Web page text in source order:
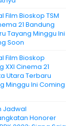
Film Bioskop TSM
21 Bandung
Tayang Minggu Ini
Soon
Film Bioskop
XXI Cinema 21
Utara Terbaru
Minggu Ini Coming
Jadwal
Honorer